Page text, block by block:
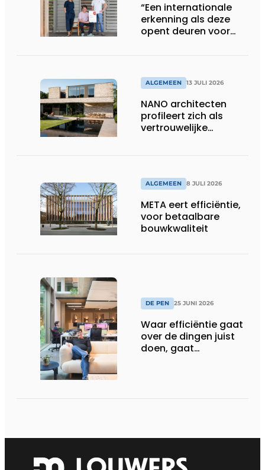
“Een internationale
erkenning als deze
opent deuren voor
ALGEMEEN 13 JULI 2026
NANO architecten
profileert zich als
vertrouwelijke
ALGEMEEN 8 JULI 2026
META eert efficiëntie,
voor betaalbare
bouwkwaliteit
DE PEN 25 JUNI 2026
Waar efficiëntie gaat
over de dingen juist
doen, gaat